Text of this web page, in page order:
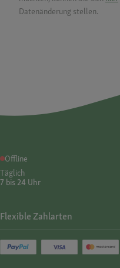
Datenänderung stellen.
Offline
Täglich
7 bis 24 Uhr
Flexible Zahlarten